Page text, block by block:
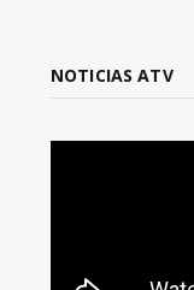
NOTICIAS ATV